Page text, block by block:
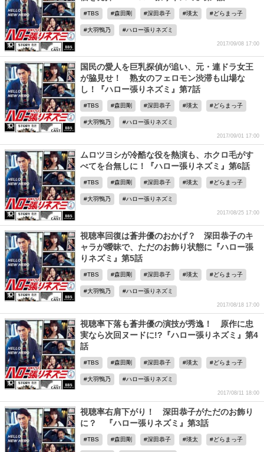
TBS 森田剛 深田恭子 瑛太 どらまっ子
大羽鴨乃 ハロー張りネズミ
2017/09/08 17:00
国民の愛人を巨乳探偵が追い、元・連ドラ女王
が脇見せ！ 熟女のフェロモン渋滞も山場な
し！『ハロー張りネズミ』第7話
TBS 森田剛 深田恭子 瑛太 どらまっ子
大羽鴨乃 ハロー張りネズミ
2017/09/01 17:00
ムロツヨシが冷酷な役を熱演も、ホクロ毛がす
べてを台無しに！『ハロー張りネズミ』第6話
TBS 森田剛 深田恭子 瑛太 どらまっ子
大羽鴨乃 ハロー張りネズミ
2017/08/25 17:00
視聴率回復は蒼井優のおかげ？ 深田恭子のキ
ャラが曖昧で、ただのお飾り状態に『ハロー張
りネズミ』第5話
TBS 森田剛 深田恭子 瑛太 どらまっ子
大羽鴨乃 ハロー張りネズミ
2017/08/18 17:00
視聴率下落も蒼井優の演技が秀逸！ 原作に忠
実なら次回ヌードに!?『ハロー張りネズミ』第4
話
TBS 森田剛 深田恭子 瑛太 どらまっ子
大羽鴨乃 ハロー張りネズミ
2017/08/11 18:00
視聴率右肩下がり！ 深田恭子がただのお飾り
に？ 『ハロー張りネズミ』第3話
TBS 森田剛 深田恭子 瑛太 どらまっ子